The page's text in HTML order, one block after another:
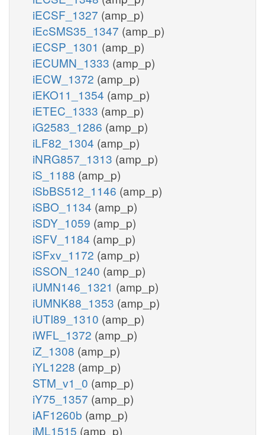
iECSF_1327 (amp_p)
iEcSMS35_1347 (amp_p)
iECSP_1301 (amp_p)
iECUMN_1333 (amp_p)
iECW_1372 (amp_p)
iEKO11_1354 (amp_p)
iETEC_1333 (amp_p)
iG2583_1286 (amp_p)
iLF82_1304 (amp_p)
iNRG857_1313 (amp_p)
iS_1188 (amp_p)
iSbBS512_1146 (amp_p)
iSBO_1134 (amp_p)
iSDY_1059 (amp_p)
iSFV_1184 (amp_p)
iSFxv_1172 (amp_p)
iSSON_1240 (amp_p)
iUMN146_1321 (amp_p)
iUMNK88_1353 (amp_p)
iUTI89_1310 (amp_p)
iWFL_1372 (amp_p)
iZ_1308 (amp_p)
iYL1228 (amp_p)
STM_v1_0 (amp_p)
iY75_1357 (amp_p)
iAF1260b (amp_p)
iML1515 (amp_p)